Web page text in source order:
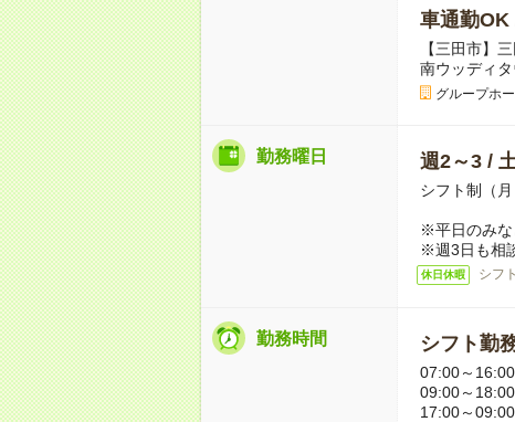
車通勤OK
【三田市】
南ウッディ
グループホ
勤務曜日 週2～3 /
シフト制（月
※平日のみな
※週3日も相
休日休暇 シフ
勤務時間 シフト勤
07:00～16:00
09:00～18:00
17:00～09:00